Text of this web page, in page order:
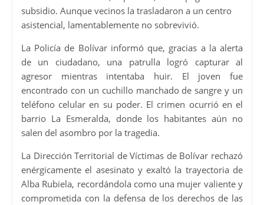
subsidio. Aunque vecinos la trasladaron a un centro
asistencial, lamentablemente no sobrevivió.
La Policía de Bolívar informó que, gracias a la alerta
de un ciudadano, una patrulla logró capturar al
agresor mientras intentaba huir. El joven fue
encontrado con un cuchillo manchado de sangre y un
teléfono celular en su poder. El crimen ocurrió en el
barrio La Esmeralda, donde los habitantes aún no
salen del asombro por la tragedia.
La Dirección Territorial de Víctimas de Bolívar rechazó
enérgicamente el asesinato y exaltó la trayectoria de
Alba Rubiela, recordándola como una mujer valiente y
comprometida con la defensa de los derechos de las